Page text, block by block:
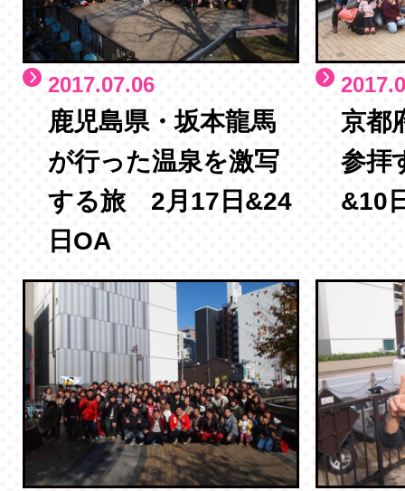
2017.07.06
鹿児島県・坂本龍馬
が行った温泉を激写
する旅 2月17日&24
日OA
京都
参拝
&10